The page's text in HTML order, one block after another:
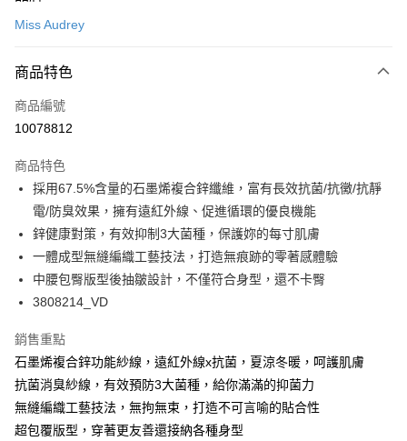
信用卡一次付款
LINE Pay
Apple Pay
Google Pay
全支付
全盈+PAY
AFTEE先享後付
相關說明
AFTEE先享後付是「在收到商品之後才付款」的支付方式。 讓您購物簡單
１．簡單：不需註冊會員、不需綁卡、不需儲值。
２．便利：只要手機號碼，簡訊認證，即可結帳。
３．安心：先確認商品／服務後，再付款。
【「AFTEE先享後付」結帳流程】
ATM付款
運送方式
全家取付
每筆NT$100，滿NT$1,500(含以上)免運費
Miss Audrey
商品特色
商品編號
10078812
商品特色
採用67.5%含量的石墨烯複合鋅纖維，富有長效抗菌/抗黴/抗靜
電/防臭效果，擁有遠紅外線、促進循環的優良機能
鋅健康對策，有效抑制3大菌種，保護妳的每寸肌膚
一體成型無縫編織工藝技法，打造無痕跡的零著感體驗
中腰包臀版型後抽皺設計，不僅符合身型，還不卡臀
3808214_VD
銷售重點
石墨烯複合鋅功能紗線，遠紅外線x抗菌，夏涼冬暖，呵護肌膚
抗菌消臭紗線，有效預防3大菌種，給你滿滿的抑菌力
無縫編織工藝技法，無拘無束，打造不可言喻的貼合性
超包覆版型，穿著更友善還接納各種身型